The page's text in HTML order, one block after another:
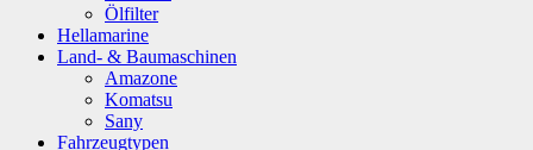
Ölfilter
Hellamarine
Land- & Baumaschinen
Amazone
Komatsu
Sany
Fahrzeugtypen